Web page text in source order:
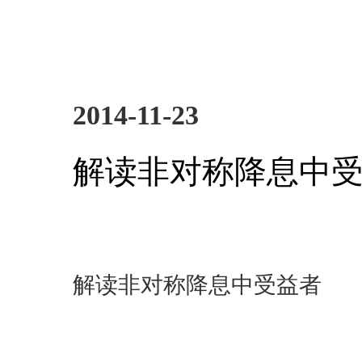
2014-11-23
解读非对称降息中
解读非对称降息中受益者